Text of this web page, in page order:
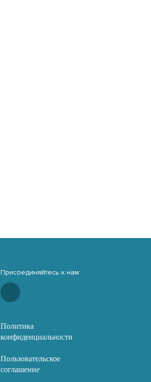
Присоединяйтесь к нам:
Политика
конфиденциальности
Пользовательское
соглашение